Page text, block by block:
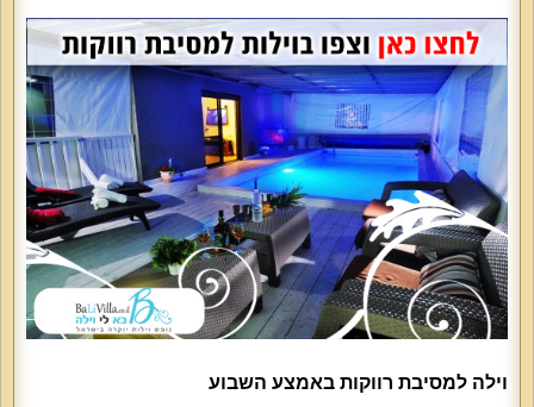
וילה למסיבת רווקות באמצע השבוע